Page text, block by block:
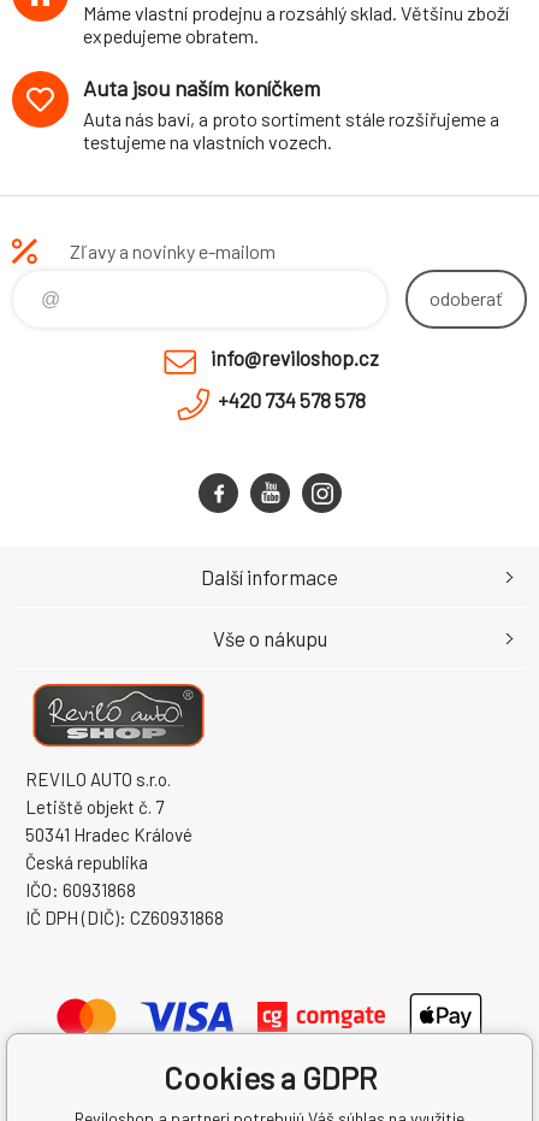
Máme vlastní prodejnu a rozsáhlý sklad. Většinu zboží
expedujeme obratem.
Auta jsou naším koníčkem
Auta nás baví, a proto sortiment stále rozšiřujeme a
testujeme na vlastních vozech.
Zľavy a novinky e-mailom
odoberať
info@reviloshop.cz
+420 734 578 578
REVILO AUTO s.r.o.
Letiště objekt č. 7
50341 Hradec Králové
Česká republika
IČO: 60931868
IČ DPH (DIČ): CZ60931868
Další informace
Vše o nákupu
Cookies a GDPR